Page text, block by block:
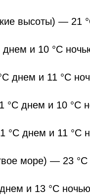
высоты) — 21
и 10 °C
днем и 11 °C
°C днем и 10 °C
днем и 11 °C
море) — 23 °C
и 13 °C